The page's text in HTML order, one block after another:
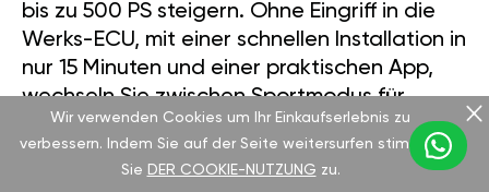
bis zu 500 PS steigern. Ohne Eingriff in die
Werks-ECU, mit einer schnellen Installation in
nur 15 Minuten und einer praktischen App,
wechseln Sie zwischen Sportmodus für
maximale Power und Eco-Modus für
sparsameres Fahren. Das Modul ist robust
mit IP67-Schutz und wird mit einer 2-jährigen
Wir verwenden Cookies um Ihr Einkaufserlebnis zu
verbessern. Indem Sie auf der Seite weitersurfen stimmen
Sie DER COOKIE-NUTZUNG zu.